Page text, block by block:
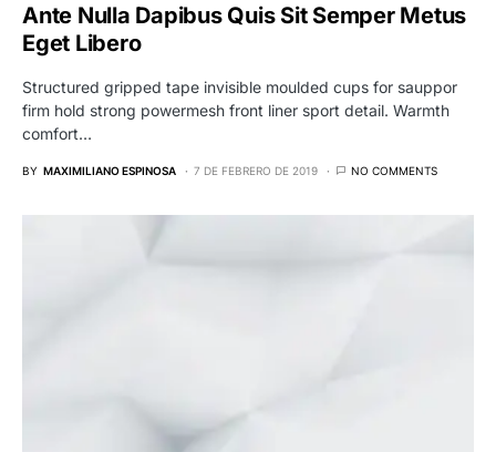
Ante Nulla Dapibus Quis Sit Semper Metus
Eget Libero
Structured gripped tape invisible moulded cups for sauppor
firm hold strong powermesh front liner sport detail. Warmth
comfort…
BY MAXIMILIANO ESPINOSA 7 DE FEBRERO DE 2019 NO COMMENTS